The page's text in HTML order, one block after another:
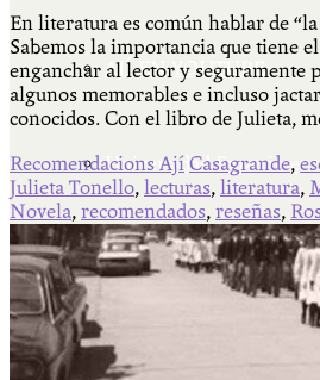
AJÍ EN YOUTUBE
Universidad
Feria del Libro Venado
Facultad Libre Venado
En literatura es común hablar de
Sabemos la importancia que tiene
enganchar al lector y seguramente
algunos memorables e incluso
conocidos. Con el libro de Julieta,
Recomendacions Ají Casagrande,
Julieta Tonello, lecturas, literatura,
Novela, recomendados, reseñas,